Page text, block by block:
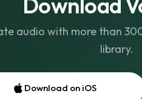
audio with more than
library.
Download on iOS